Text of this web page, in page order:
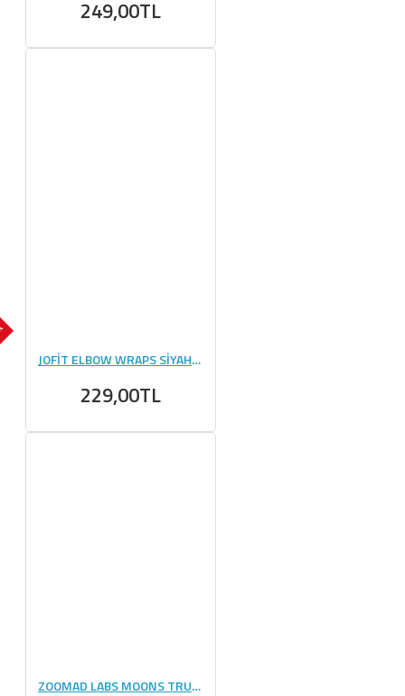
249,00TL
JOFİT ELBOW WRAPS SİYAH - KIRMIZI
229,00TL
ZOOMAD LABS MOONS TRUCK || - 510 GR